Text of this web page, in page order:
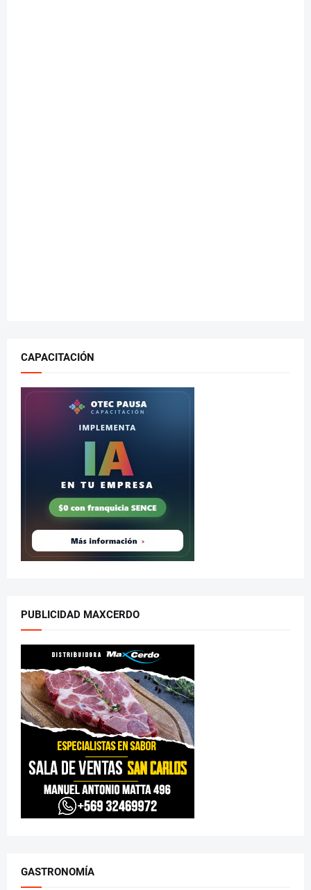
CAPACITACIÓN
PUBLICIDAD MAXCERDO
GASTRONOMÍA